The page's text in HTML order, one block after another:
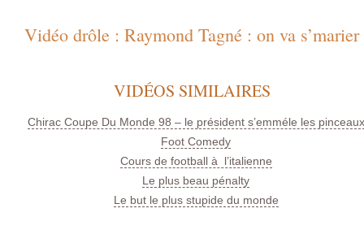
Vidéo drôle : Raymond Tagné : on va s’marier
VIDÉOS SIMILAIRES
Chirac Coupe Du Monde 98 – le président s’emméle les pinceaux
Foot Comedy
Cours de football à l’italienne
Le plus beau pénalty
Le but le plus stupide du monde